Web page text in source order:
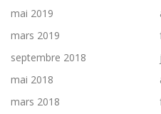
mai 2019
mars 2019
septembre 2018
mai 2018
mars 2018